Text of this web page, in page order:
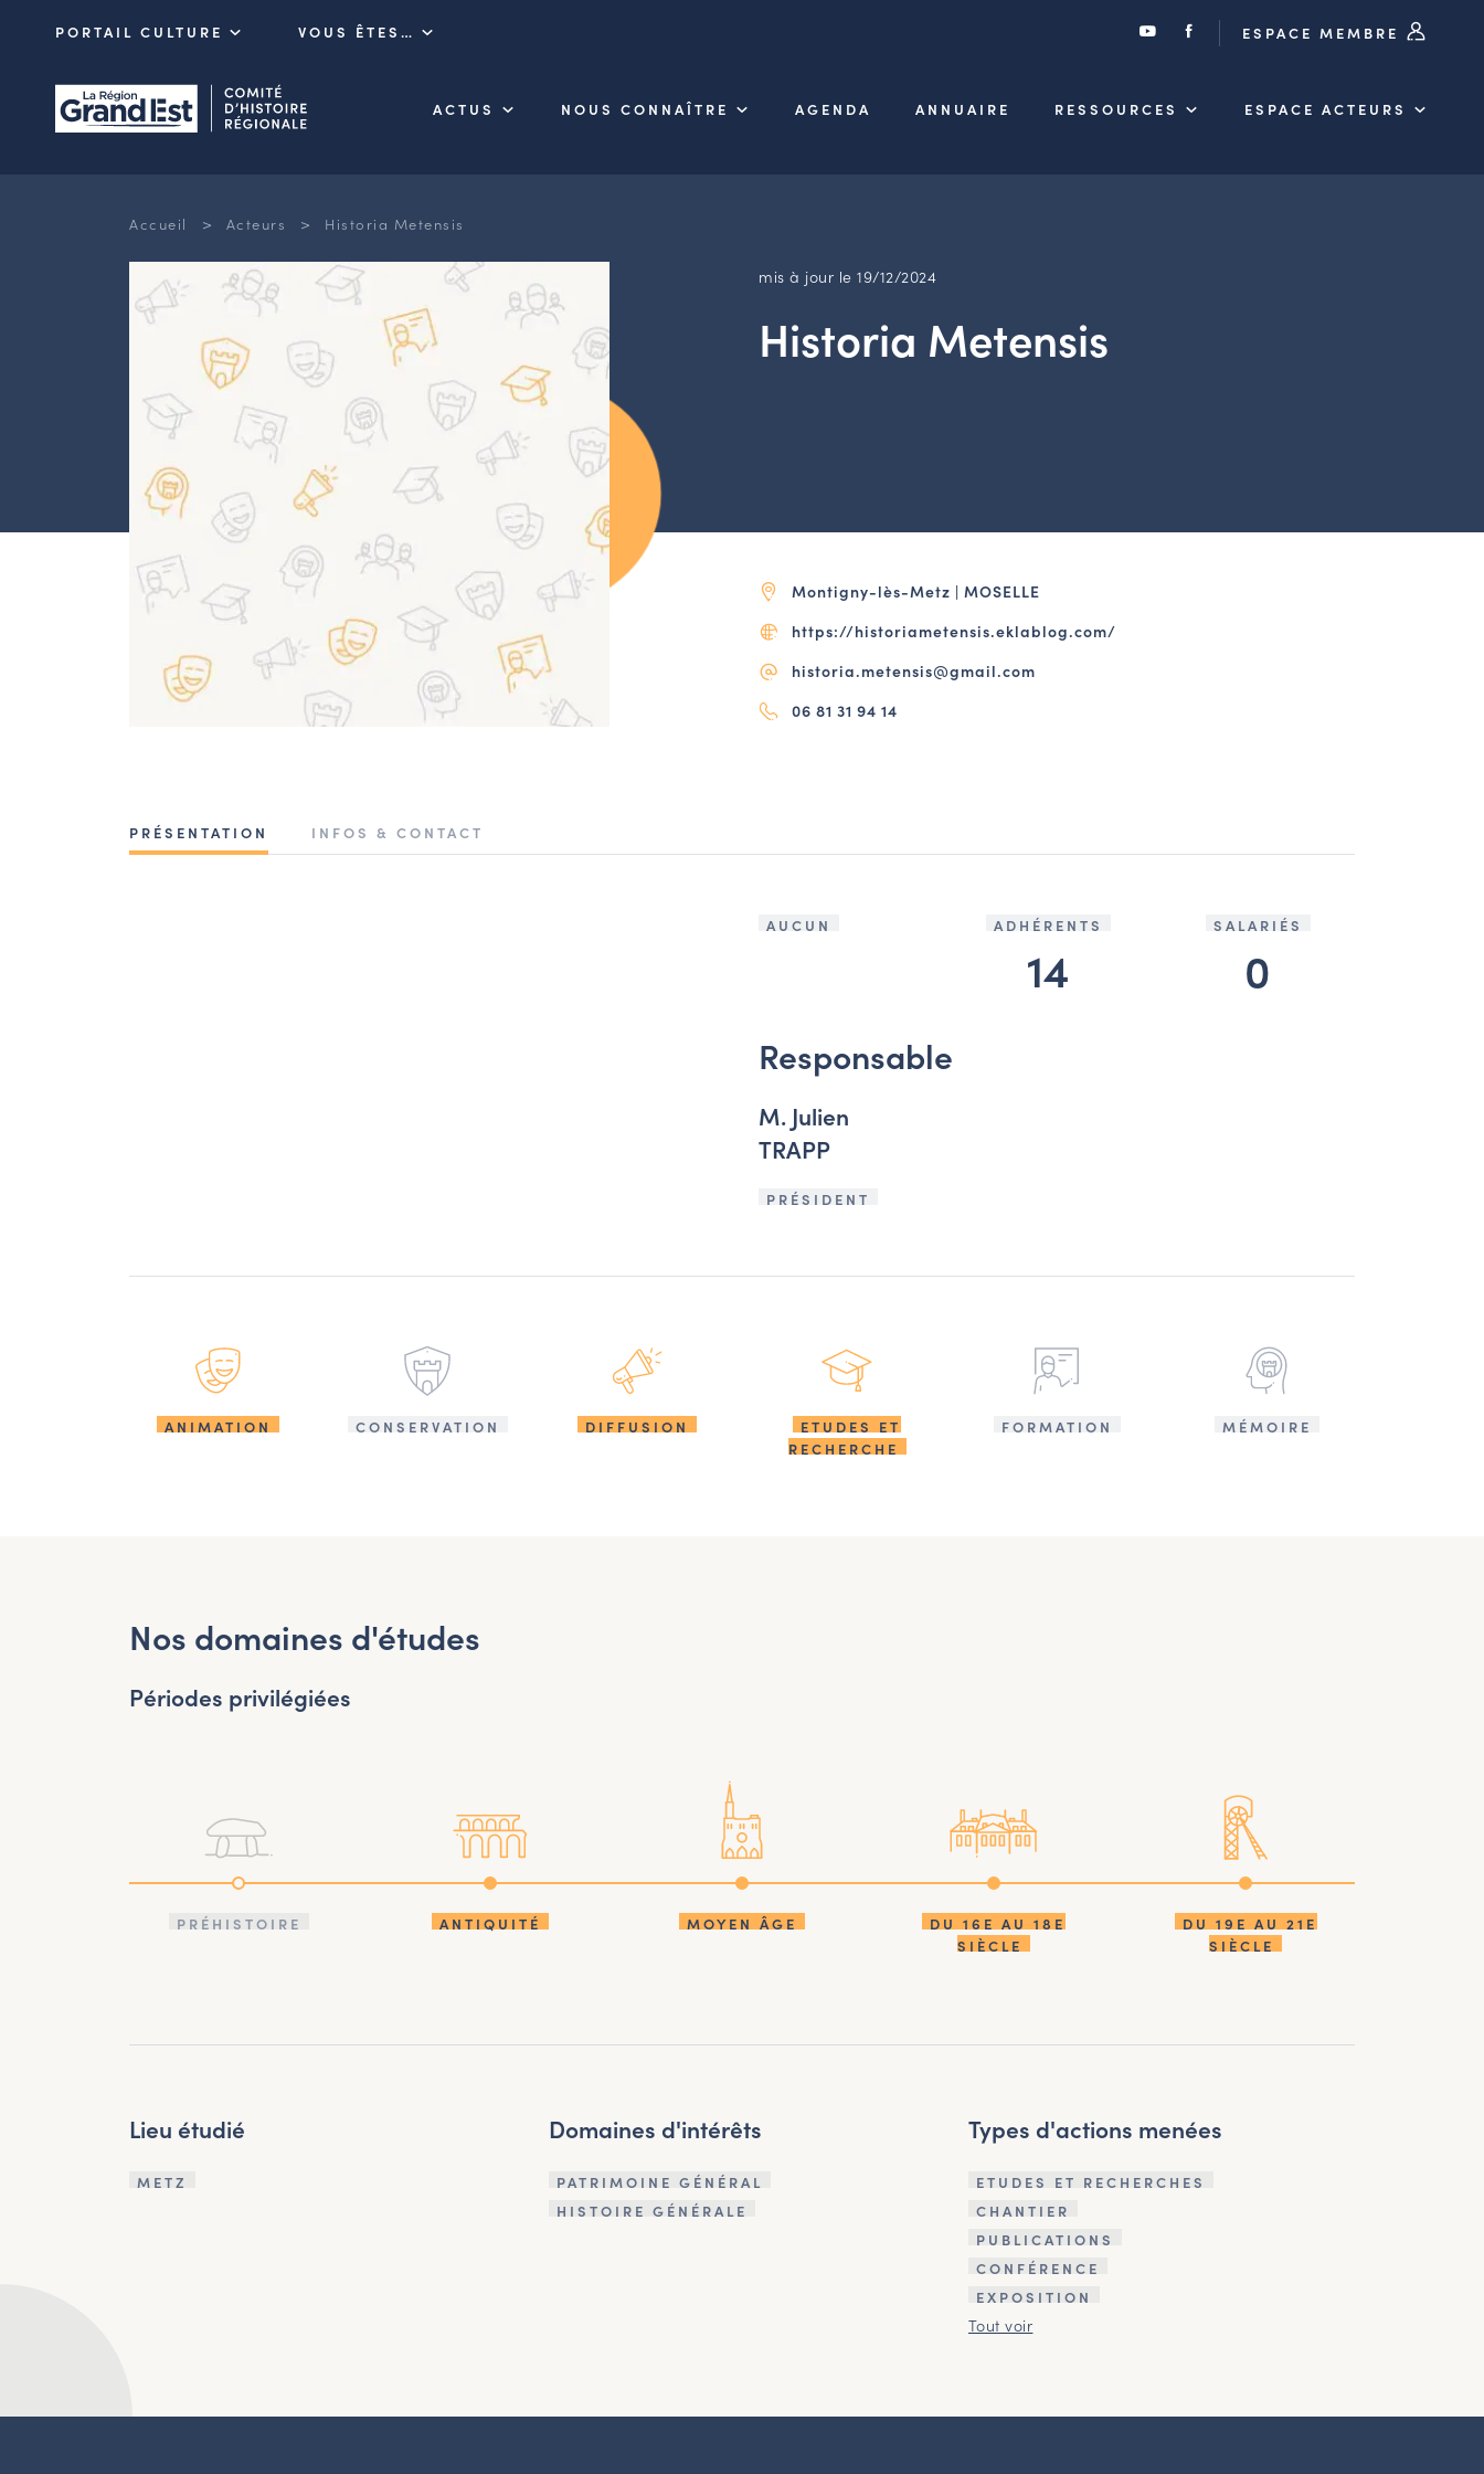
PORTAIL CULTURE VOUS ÊTES… ESPACE MEMBRE
ACTUS NOUS CONNAÎTRE AGENDA ANNUAIRE RESSOURCES ESPACE ACTEURS
Accueil > Acteurs > Historia Metensis
mis à jour le 19/12/2024
Historia Metensis
Montigny-lès-Metz | MOSELLE
https://historiametensis.eklablog.com/
historia.metensis@gmail.com
06 81 31 94 14
PRÉSENTATION INFOS & CONTACT
AUCUN ADHÉRENTS
14
SALARIÉS
0
Responsable
M. Julien
TRAPP
PRÉSIDENT
ANIMATION CONSERVATION DIFFUSION
ETUDES ET
RECHERCHE
FORMATION MÉMOIRE
Nos domaines d'études
Périodes privilégiées
PRÉHISTOIRE ANTIQUITÉ MOYEN ÂGE
DU 16E AU 18E
SIÈCLE
DU 19E AU 21E
SIÈCLE
Lieu étudié
METZ
Domaines d'intérêts
PATRIMOINE GÉNÉRAL
HISTOIRE GÉNÉRALE
Types d'actions menées
ETUDES ET RECHERCHES
CHANTIER
PUBLICATIONS
CONFÉRENCE
EXPOSITION
Tout voir